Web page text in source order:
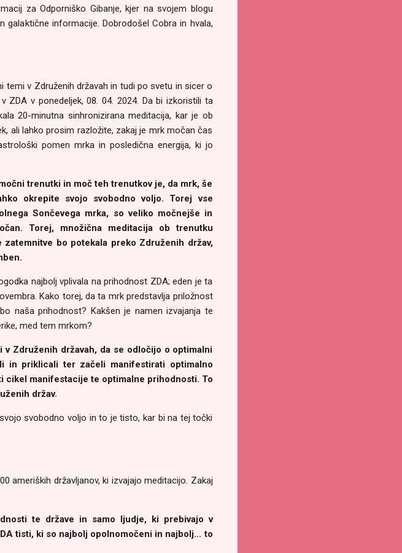
za Odporniško Gibanje, kjer na svojem blogu
galaktične informacije. Dobrodošel Cobra in hvala,
temi v Združenih državah in tudi po svetu in sicer o
ZDA v ponedeljek, 08. 04. 2024. Da bi izkoristili ta
20-minutna sinhronizirana meditacija, kar je ob
ali lahko prosim razložite, zakaj je mrk močan čas
pomen mrka in posledična energija, ki jo
trenutki in moč teh trenutkov je, da mrk, še
okrepite svojo svobodno voljo. Torej vse
Sončevega mrka, so veliko močnejše in
Torej, množična meditacija ob trenutku
bo potekala preko Združenih držav,
najbolj vplivala na prihodnost ZDA; eden je ta
Kako torej, da ta mrk predstavlja priložnost
naša prihodnost? Kakšen je namen izvajanja te
med tem mrkom?
Združenih državah, da se odločijo o optimalni
in priklicali ter začeli manifestirati optimalno
cikel manifestacije te optimalne prihodnosti. To
držav.
svobodno voljo in to je tisto, kar bi na tej točki
ameriških državljanov, ki izvajajo meditacijo. Zakaj
te države in samo ljudje, ki prebivajo v
tisti, ki so najbolj opolnomočeni in najbolj... to